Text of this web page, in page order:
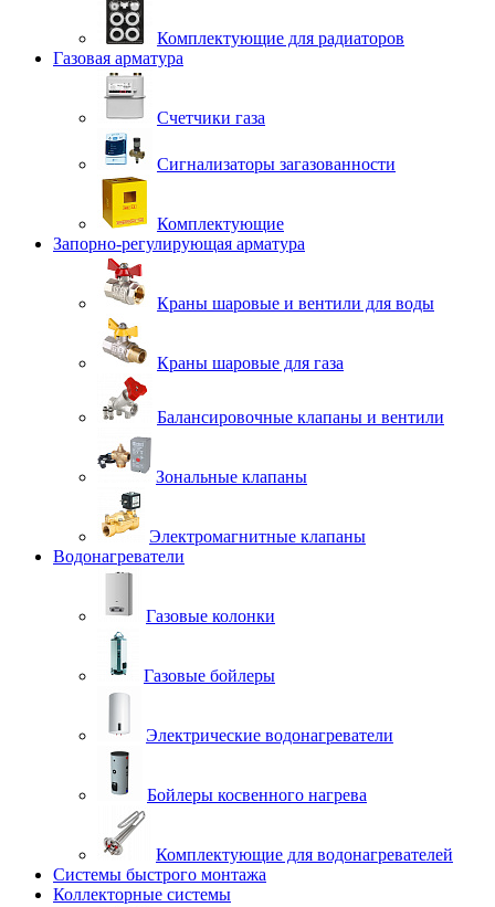
Комплектующие для радиаторов
Газовая арматура
Счетчики газа
Сигнализаторы загазованности
Комплектующие
Запорно-регулирующая арматура
Краны шаровые и вентили для воды
Краны шаровые для газа
Балансировочные клапаны и вентили
Зональные клапаны
Электромагнитные клапаны
Водонагреватели
Газовые колонки
Газовые бойлеры
Электрические водонагреватели
Бойлеры косвенного нагрева
Комплектующие для водонагревателей
Системы быстрого монтажа
Коллекторные системы